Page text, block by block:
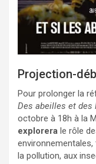
Projection-
Pour prolonger la
Des abeilles et des
octobre à 18h à la
explorera le rôle
la pollution, aux